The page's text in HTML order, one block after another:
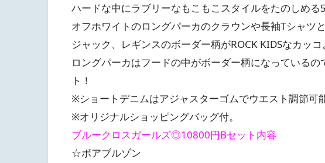
ハードな中にラブリーなもこもこスタイルをたのしめる
オフホワイトのロングパーカのクラウンや長袖Tシャツ
ジャック、レギンスのボーダー柄がROCK KIDSなカッコ
ロングパーカはフードの中がボーダー柄になっている
ト！
※ショートデニムはアジャスターゴムでウエスト調節可能
※オリジナルショッピングバッグ付。
ブルークロスガールズ◎10800円Bセット内容
☆ボアブルゾン